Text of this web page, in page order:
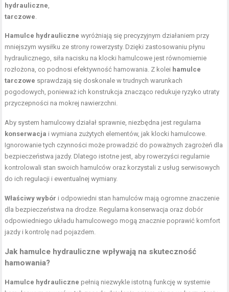
hydrauliczne,
tarczowe.
Hamulce hydrauliczne wyróżniają się precyzyjnym działaniem przy
mniejszym wysiłku ze strony rowerzysty. Dzięki zastosowaniu płynu
hydraulicznego, siła nacisku na klocki hamulcowe jest równomiernie
rozłożona, co podnosi efektywność hamowania. Z kolei hamulce
tarczowe sprawdzają się doskonale w trudnych warunkach
pogodowych, ponieważ ich konstrukcja znacząco redukuje ryzyko utraty
przyczepności na mokrej nawierzchni.
Aby system hamulcowy działał sprawnie, niezbędna jest regularna
konserwacja i wymiana zużytych elementów, jak klocki hamulcowe.
Ignorowanie tych czynności może prowadzić do poważnych zagrożeń dla
bezpieczeństwa jazdy. Dlatego istotne jest, aby rowerzyści regularnie
kontrolowali stan swoich hamulców oraz korzystali z usług serwisowych
do ich regulacji i ewentualnej wymiany.
Właściwy wybór i odpowiedni stan hamulców mają ogromne znaczenie
dla bezpieczeństwa na drodze. Regularna konserwacja oraz dobór
odpowiedniego układu hamulcowego mogą znacznie poprawić komfort
jazdy i kontrolę nad pojazdem.
Jak hamulce hydrauliczne wpływają na skuteczność
hamowania?
Hamulce hydrauliczne pełnią niezwykle istotną funkcję w systemie